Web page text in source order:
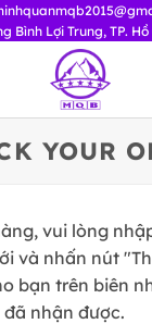
Bình Lợi Trung, TP. Hồ
YOUR
vui lòng
và nhấn nút
bạn trên biên
nhận được.